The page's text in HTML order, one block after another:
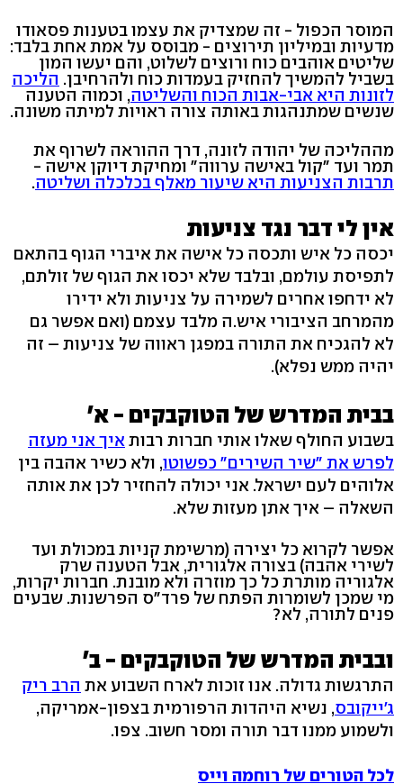
המוסר הכפול - זה שמצדיק את עצמו בטענות פסאודו
מדעיות ובמיליון תירוצים - מבוסס על אמת אחת בלבד:
שליטים אוהבים כוח ורוצים לשלוט, והם יעשו המון
בשביל להמשיך להחזיק בעמדות כוח ולהרחיבן. הליכה
לזונות היא אבי-אבות הכוח והשליטה, וכמוה הטענה
שנשים שמתנהגות באותה צורה ראויות למיתה משונה.
מההליכה של יהודה לזונה, דרך ההוראה לשרוף את
תמר ועד "קול באישה ערווה" ומחיקת דיוקן אישה -
תרבות הצניעות היא שיעור מאלף בכלכלה ושליטה.
אין לי דבר נגד צניעות
יכסה כל איש ותכסה כל אישה את איברי הגוף בהתאם
לתפיסת עולמם, ובלבד שלא יכסו את הגוף של זולתם,
לא ידחפו אחרים לשמירה על צניעות ולא ידירו
מהמרחב הציבורי איש.ה מלבד עצמם (ואם אפשר גם
לא להגכיח את התורה במפגן ראווה של צניעות – זה
יהיה ממש נפלא).
בבית המדרש של הטוקבקים - א'
בשבוע החולף שאלו אותי חברות רבותאיך אני מעזה
לפרש את "שיר השירים" כפשוטו, ולא כשיר אהבה בין
אלוהים לעם ישראל. אני יכולה להחזיר לכן את אותה
השאלה – איך אתן מעזות שלא.
אפשר לקרוא כל יצירה (מרשימת קניות במכולת ועד
לשירי אהבה) בצורה אלגורית, אבל הטענה שרק
אלגוריה מותרת כל כך מוזרה ולא מובנת. חברות יקרות,
מי שמכן לשומרות הפתח של פרד"ס הפרשנות. שבעים
פנים לתורה, לא?
ובבית המדרש של הטוקבקים - ב'
התרגשות גדולה. אנו זוכות לארח השבוע את הרב ריק
ג'ייקובס, נשיא היהדות הרפורמית בצפון-אמריקה,
ולשמוע ממנו דבר תורה ומסר חשוב. צפו.
לכל הטורים של רוחמה וייס